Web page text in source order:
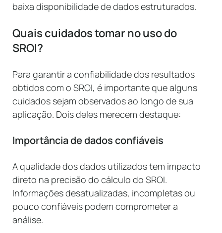
baixa disponibilidade de dados estruturados.
Quais cuidados tomar no uso do
SROI?
Para garantir a confiabilidade dos resultados
obtidos com o SROI, é importante que alguns
cuidados sejam observados ao longo de sua
aplicação. Dois deles merecem destaque:
Importância de dados confiáveis
A qualidade dos dados utilizados tem impacto
direto na precisão do cálculo do SROI.
Informações desatualizadas, incompletas ou
pouco confiáveis podem comprometer a
análise.